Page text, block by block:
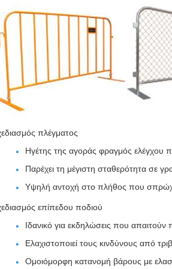
πλέγματος
Ηγέτης της αγοράς φραγμός ελέγχου
Παρέχει τη μέγιστη σταθερότητα σε
Υψηλή αντοχή στο πλήθος που
επίπεδου ποδιού
Ιδανικό για εκδηλώσεις που
Ελαχιστοποιεί τους κινδύνους από
Ομοιόμορφη κατανομή βάρους με